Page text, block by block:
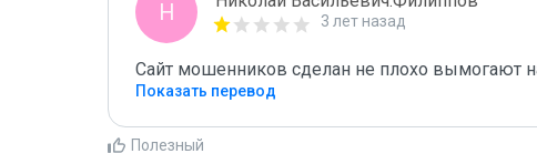
Н 3 лет назад
Сайт мошенников сделан не плохо вымогают
Показать перевод
Полезный